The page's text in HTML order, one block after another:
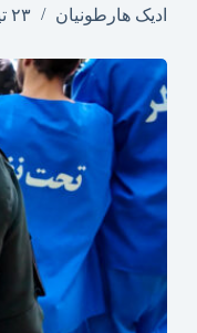
ادیک هارطونیان
۲۳ تیر ۱۴۰۵